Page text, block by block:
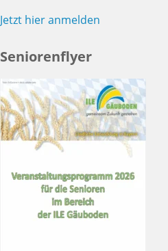
Jetzt hier anmelden
Seniorenflyer